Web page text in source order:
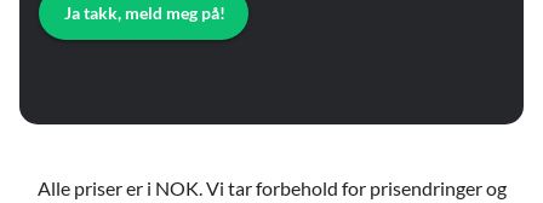
Ja takk, meld meg på!
Alle priser er i NOK. Vi tar forbehold for prisendringer og